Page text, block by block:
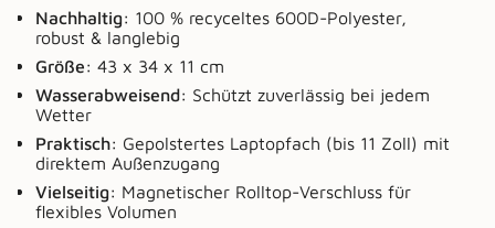
Nachhaltig: 100 % recyceltes 600D-Polyester,
robust & langlebig
Größe: 43 x 34 x 11 cm
Wasserabweisend: Schützt zuverlässig bei jedem
Wetter
Praktisch: Gepolstertes Laptopfach (bis 11 Zoll) mit
direktem Außenzugang
Vielseitig: Magnetischer Rolltop-Verschluss für
flexibles Volumen